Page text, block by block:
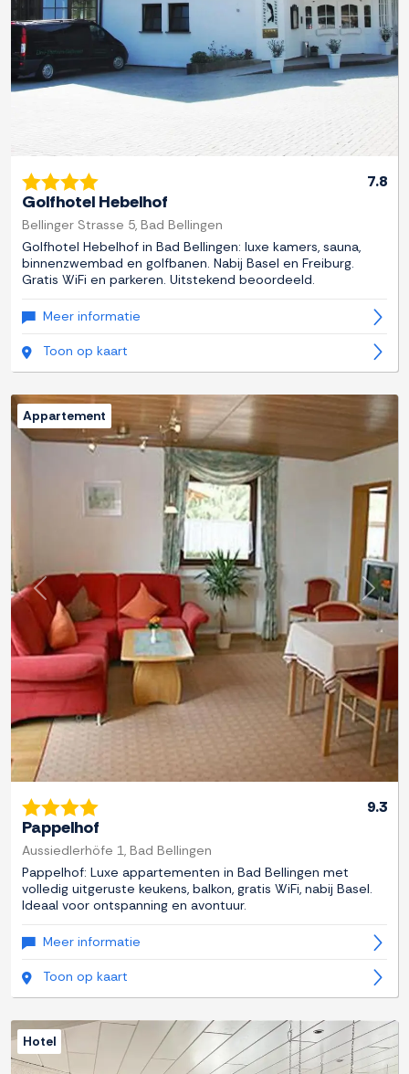
7.8
Golfhotel Hebelhof
Bellinger Strasse 5, Bad Bellingen
Golfhotel Hebelhof in Bad Bellingen: luxe kamers, sauna,
binnenzwembad en golfbanen. Nabij Basel en Freiburg.
Gratis WiFi en parkeren. Uitstekend beoordeeld.
Meer informatie
Toon op kaart
Previous Next
Appartement
9.3
Pappelhof
Aussiedlerhöfe 1, Bad Bellingen
Pappelhof: Luxe appartementen in Bad Bellingen met
volledig uitgeruste keukens, balkon, gratis WiFi, nabij Basel.
Ideaal voor ontspanning en avontuur.
Meer informatie
Toon op kaart
Hotel